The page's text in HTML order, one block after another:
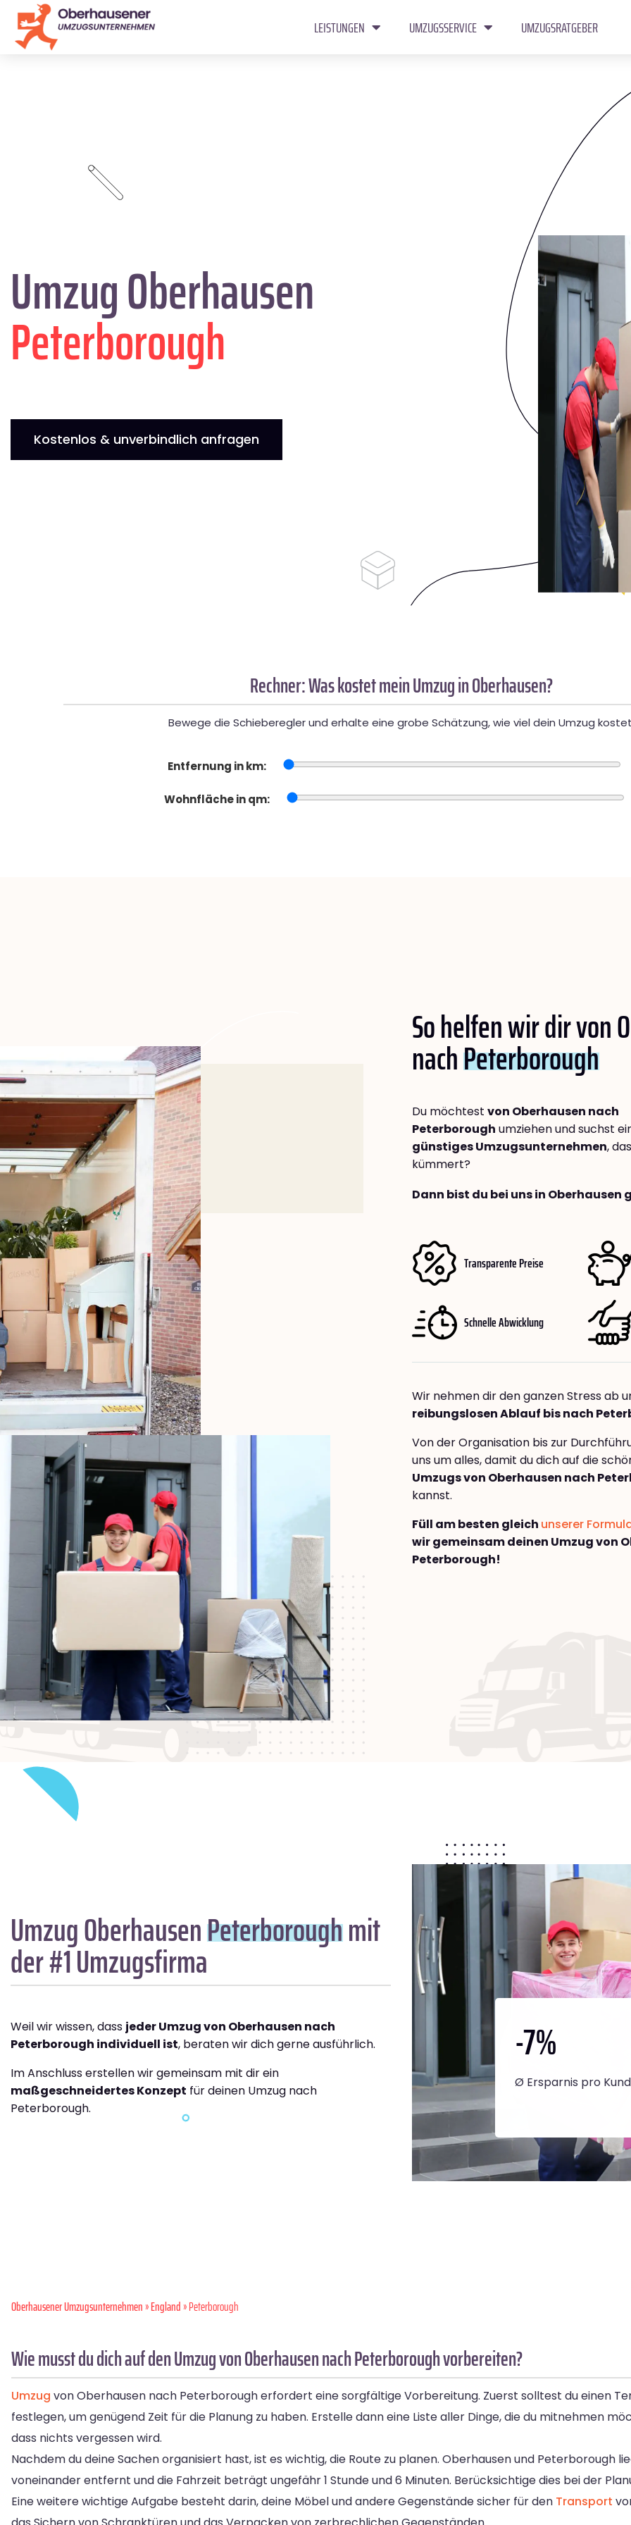
LEISTUNGEN UMZUGSSERVICE UMZUGSRATGEBER
Umzug Oberhausen
Peterborough
Kostenlos & unverbindlich anfragen
Rechner: Was kostet mein Umzug in Oberhausen?
Bewege die Schieberegler und erhalte eine grobe Schätzung, wie viel dein Umzug
Entfernung in km:
Wohnfläche in qm:
So helfen wir dir von
nachPeterborough
Du möchtest von Oberhausen nach
Peterborough umziehen und suchst
günstiges Umzugsunternehmen,
kümmert?
Dann bist du bei uns in
Transparente Preise
Schnelle Abwicklung
Wir nehmen dir den ganzen Stress ab
reibungslosen Ablauf bis nach
Von der Organisation bis zur
uns um alles, damit du dich auf die
Umzugs von Oberhausen nach
kannst.
Füll am besten gleich unserer
wir gemeinsam deinen Umzug von
Peterborough!
Umzug OberhausenPeterboroughmit
der #1 Umzugsfirma
Weil wir wissen, dass jeder Umzug von Oberhausen nach
Peterborough individuell ist, beraten wir dich gerne ausführlich.
Im Anschluss erstellen wir gemeinsam mit dir ein
maßgeschneidertes Konzept für deinen Umzug nach
Peterborough.
-7%
Ø Ersparnis pro
Oberhausener Umzugsunternehmen»England» Peterborough
Wie musst du dich auf den Umzug von Oberhausen nach Peterborough vorbereiten?
Umzug von Oberhausen nach Peterborough erfordert eine sorgfältige Vorbereitung. Zuerst solltest du einen
festlegen, um genügend Zeit für die Planung zu haben. Erstelle dann eine Liste aller Dinge, die du mitnehmen
dass nichts vergessen wird.
Nachdem du deine Sachen organisiert hast, ist es wichtig, die Route zu planen. Oberhausen und Peterborough
voneinander entfernt und die Fahrzeit beträgt ungefähr 1 Stunde und 6 Minuten. Berücksichtige dies bei der
Eine weitere wichtige Aufgabe besteht darin, deine Möbel und andere Gegenstände sicher für den Transport